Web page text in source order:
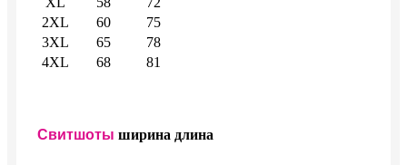
2XL
60
75
3XL
65
78
4XL
68 81
Свитшоты ширина длина